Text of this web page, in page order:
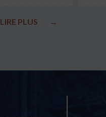
LIRE PLUS →